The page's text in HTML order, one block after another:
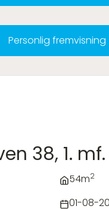
Personlig fremvisning
38, 1. mf.
54m2
01-08-